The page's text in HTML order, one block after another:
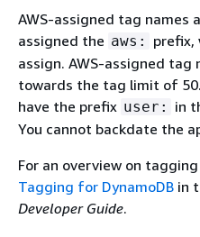
AWS-assigned tag names
assigned the aws:
prefix,
assign. AWS-assigned tag
towards the tag limit of
have the prefix user:
in
You cannot backdate the
For an overview on
Tagging for DynamoDB in
Developer Guide.